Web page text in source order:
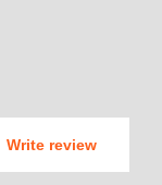
Write review